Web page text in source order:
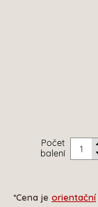
Počet
balení
*Cena je orientační